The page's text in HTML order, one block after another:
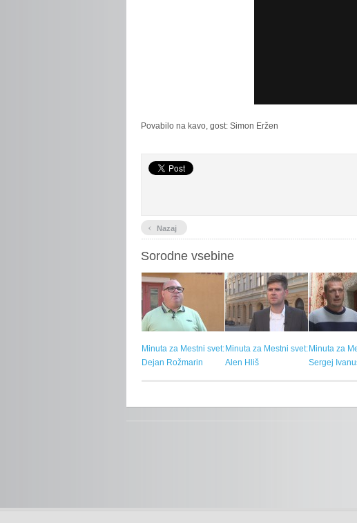
Povabilo na kavo, gost: Simon Eržen
‹ Nazaj
Sorodne vsebine
Minuta za Mestni svet:
Dejan Rožmarin
Minuta za Mestni svet:
Alen Hliš
Minuta za
Sergej